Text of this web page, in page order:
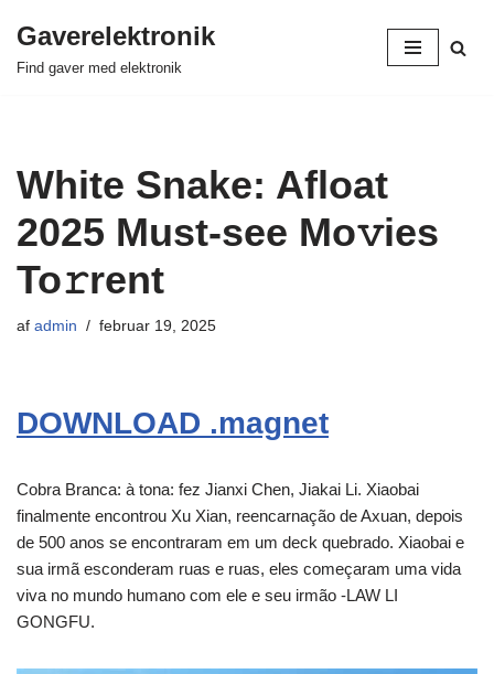
Spring
Gaverelektronik
Find gaver med elektronik
White Snake: Afloat
2025 Must-see Mo𝚟ies
To𝚛rent
af admin februar 19, 2025
DOWNLOAD .magnet
Cobra Branca: à tona: fez Jianxi Chen, Jiakai Li. Xiaobai
finalmente encontrou Xu Xian, reencarnação de Axuan, depois
de 500 anos se encontraram em um deck quebrado. Xiaobai e
sua irmã esconderam ruas e ruas, eles começaram uma vida
viva no mundo humano com ele e seu irmão -LAW LI
GONGFU.